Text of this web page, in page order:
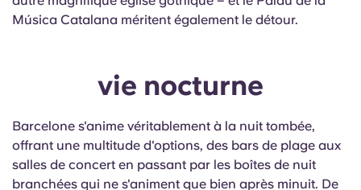
Música Catalana méritent également le détour.
vie nocturne
Barcelone s'anime véritablement à la nuit tombée,
offrant une multitude d'options, des bars de plage aux
salles de concert en passant par les boîtes de nuit
branchées qui ne s'animent que bien après minuit. De